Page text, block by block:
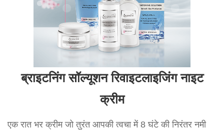
ब्राइटनिंग सॉल्यूशन रिवाइटलाइजिंग नाइट
क्रीम
एक रात भर क्रीम जो तुरंत आपकी त्वचा में 8 घंटे की निरंतर नमी